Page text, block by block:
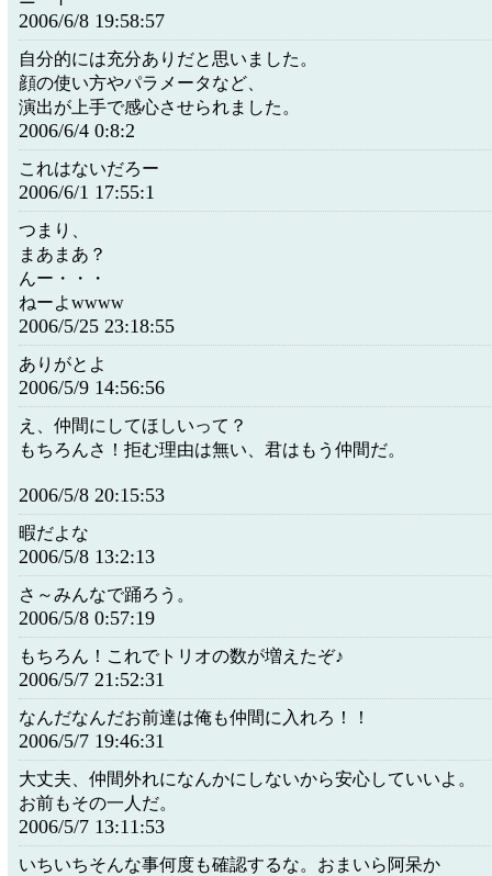
2006/6/8 19:58:57
自分的には充分ありだと思いました。
顔の使い方やパラメータなど、
演出が上手で感心させられました。
2006/6/4 0:8:2
これはないだろー
2006/6/1 17:55:1
つまり、
まあまあ？
んー・・・
ねーよwwww
2006/5/25 23:18:55
ありがとよ
2006/5/9 14:56:56
え、仲間にしてほしいって？
もちろんさ！拒む理由は無い、君はもう仲間だ。
2006/5/8 20:15:53
暇だよな
2006/5/8 13:2:13
さ～みんなで踊ろう。
2006/5/8 0:57:19
もちろん！これでトリオの数が増えたぞ♪
2006/5/7 21:52:31
なんだなんだお前達は俺も仲間に入れろ！！
2006/5/7 19:46:31
大丈夫、仲間外れになんかにしないから安心していいよ。
お前もその一人だ。
2006/5/7 13:11:53
いちいちそんな事何度も確認するな。おまいら阿呆か